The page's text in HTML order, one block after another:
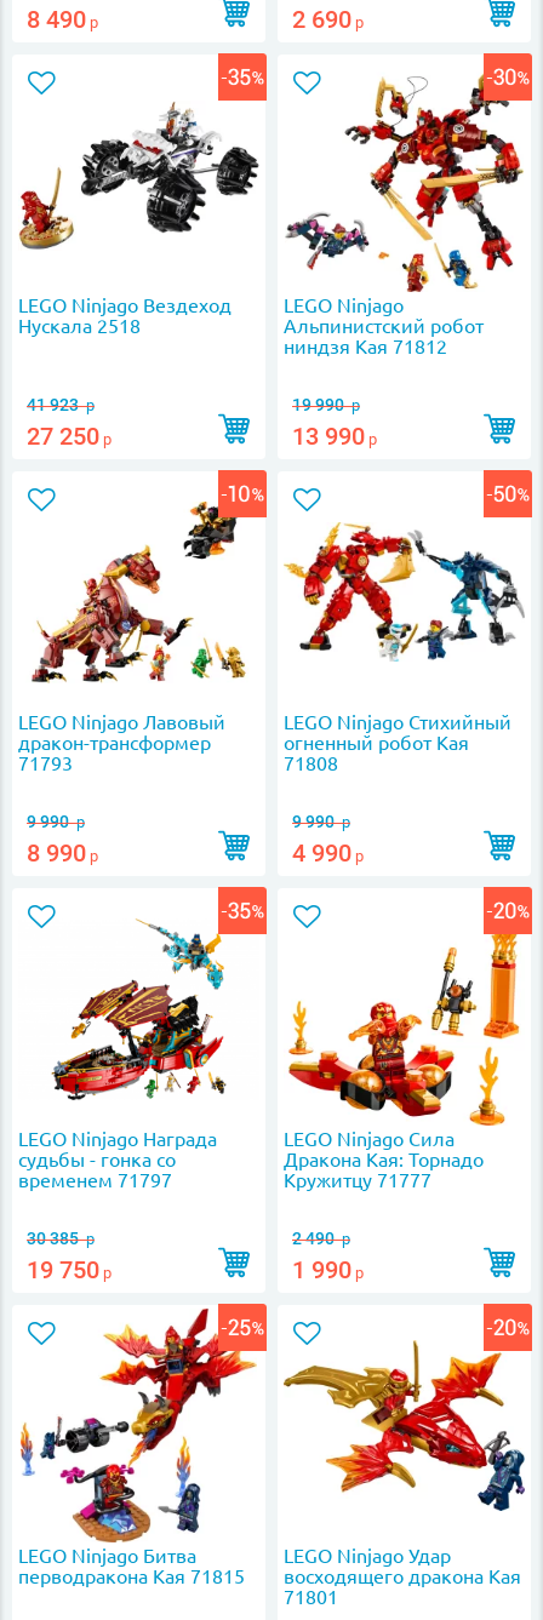
8 490 р 2 690 р
LEGO Ninjago Вездеход
Нускала 2518
41 923р
27 250 р
LEGO Ninjago
Альпинистский робот
ниндзя Кая 71812
19 990р
13 990 р
LEGO Ninjago Лавовый
дракон-трансформер
71793
9 990р
8 990 р
LEGO Ninjago Стихийный
огненный робот Кая
71808
9 990р
4 990 р
LEGO Ninjago Награда
судьбы - гонка со
временем 71797
30 385р
19 750 р
LEGO Ninjago Сила
Дракона Кая: Торнадо
Кружитцу 71777
2 490р
1 990 р
LEGO Ninjago Битва
перводракона Кая 71815
LEGO Ninjago Удар
восходящего дракона Кая
71801